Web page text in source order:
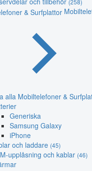
alla Mobiltelefoner &
Generiska
Samsung Galaxy
iPhone
och laddare (45)
upplåsning och kablar (46)